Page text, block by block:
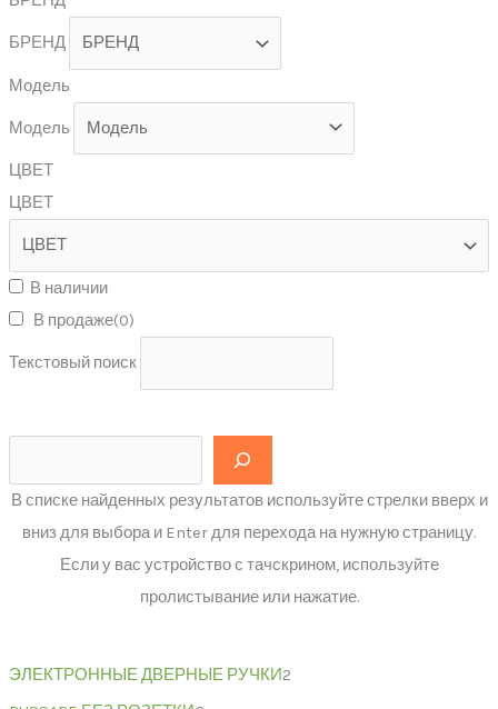
БРЕНД
Модель
Модель
ЦВЕТ
ЦВЕТ
В наличии
В продаже(0)
Текстовый поиск
В списке найденных результатов используйте стрелки вверх и
вниз для выбора и Enter для перехода на нужную страницу.
Если у вас устройство с тачскрином, используйте
пролистывание или нажатие.
ЭЛЕКТРОННЫЕ ДВЕРНЫЕ РУЧКИ2